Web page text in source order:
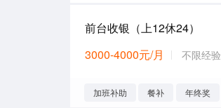
前台收银（上12休24）
3000-4000元/月
不限经验
加班补助 餐补 年终奖